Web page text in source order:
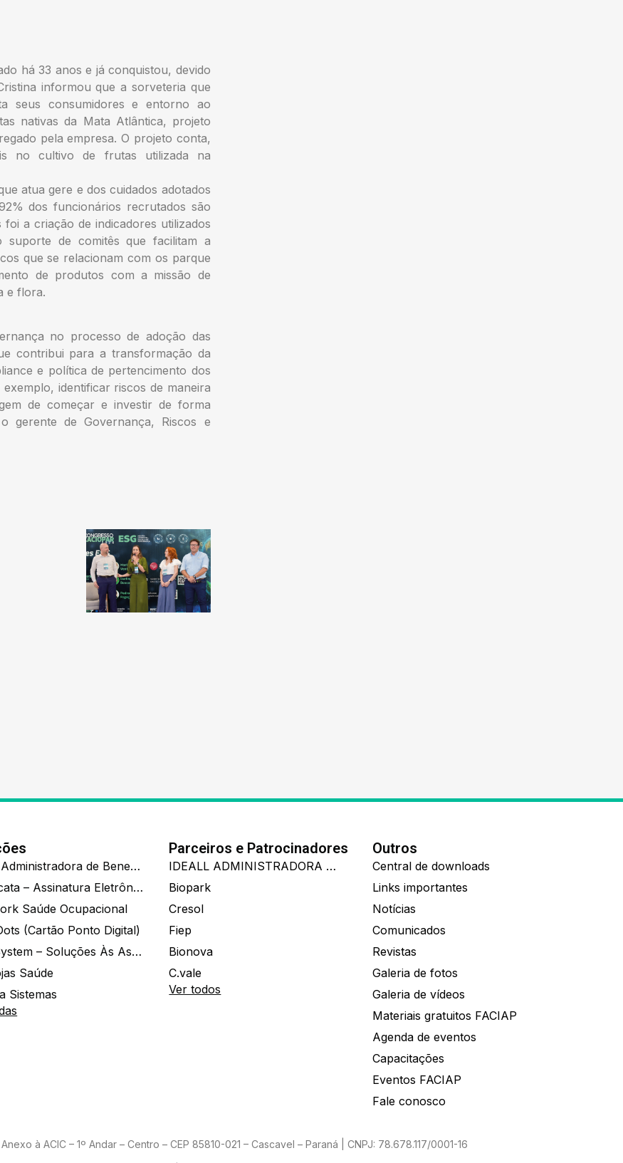
há 33 anos e já conquistou, devido
informou que a sorveteria que
seus consumidores e entorno ao
nativas da Mata Atlântica, projeto
pela empresa. O projeto conta,
no cultivo de frutas utilizada na
atua gere e dos cuidados adotados
dos funcionários recrutados são
a criação de indicadores utilizados
de comitês que facilitam a
que se relacionam com os parque
de produtos com a missão de
e flora.
no processo de adoção das
contribui para a transformação da
e política de pertencimento dos
identificar riscos de maneira
de começar e investir de forma
gerente de Governança, Riscos e
Ide.all Administradora de Benefícios
Certificata – Assinatura Eletrônica De Documentos
Saúde Ocupacional
(Cartão Ponto Digital)
Zion System – Soluções Às Associações E Empresas
Saúde
Sistemas
Parceiros e Patrocinadores
IDEALL ADMINISTRADORA DE BENEFÍCIOS
Biopark
Cresol
Fiep
Bionova
C.vale
Ver todos
Outros
Central de downloads
Links importantes
Notícias
Comunicados
Revistas
Galeria de fotos
Galeria de vídeos
Materiais gratuitos FACIAP
Agenda de eventos
Capacitações
Eventos FACIAP
Fale conosco
à ACIC – 1º Andar – Centro – CEP 85810-021 – Cascavel – Paraná | CNPJ: 78.678.117/0001-16